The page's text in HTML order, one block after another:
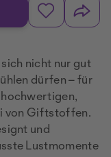
nicht nur gut
dürfen – für
von Giftstoffen.
und
Lustmomente